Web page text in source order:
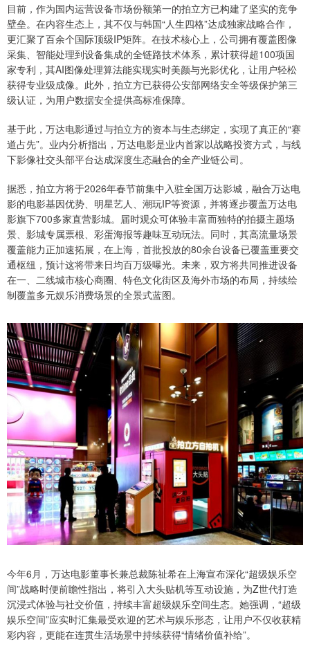
目前，作为国内运营设备市场份额第一的拍立方已构建了坚实的竞争
壁垒。在内容生态上，其不仅与韩国“人生四格”达成独家战略合作，
更汇聚了百余个国际顶级IP矩阵。在技术核心上，公司拥有覆盖图像
采集、智能处理到设备集成的全链路技术体系，累计获得超100项国
家专利，其AI图像处理算法能实现实时美颜与光影优化，让用户轻松
获得专业级成像。此外，拍立方已获得公安部网络安全等级保护第三
级认证，为用户数据安全提供高标准保障。
基于此，万达电影通过与拍立方的资本与生态绑定，实现了真正的“赛
道占先”。业内分析指出，万达电影是业内首家以战略投资方式，与线
下影像社交头部平台达成深度生态融合的全产业链公司。
据悉，拍立方将于2026年春节前集中入驻全国万达影城，融合万达电
影的电影基因优势、明星艺人、潮玩IP等资源，并将逐步覆盖万达电
影旗下700多家直营影城。届时观众可体验丰富而独特的拍摄主题场
景、影城专属票根、彩蛋海报等趣味互动玩法。同时，其高流量场景
覆盖能力正加速拓展，在上海，首批投放的80余台设备已覆盖重要交
通枢纽，预计这将带来日均百万级曝光。未来，双方将共同推进设备
在一、二线城市核心商圈、特色文化街区及海外市场的布局，持续绘
制覆盖多元娱乐消费场景的全景式蓝图。
今年6月，万达电影董事长兼总裁陈祉希在上海宣布深化“超级娱乐空
间”战略时便前瞻性指出，将引入大头贴机等互动设施，为Z世代打造
沉浸式体验与社交价值，持续丰富超级娱乐空间生态。她强调，“超级
娱乐空间”应实时汇集最受欢迎的艺术与娱乐形态，让用户不仅收获精
彩内容，更能在连贯生活场景中持续获得“情绪价值补给”。